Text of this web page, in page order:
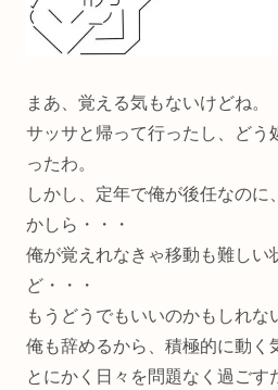
まあ、覚える気もないけどね。
サッサと帰って行ったし、どう
ったわ。
しかし、定年で俺が後任なの
かしら・・・
俺が覚えれなきゃ移動も難しい
ど・・・
もうどうでもいいのかもしれな
俺も辞めるから、積極的に動く
とにかく日々を問題なく過ごす